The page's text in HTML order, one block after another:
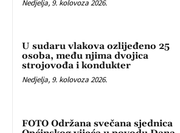
Nedjelja, 9. kolovoza 2026.
U sudaru vlakova ozlijeđeno 25
osoba, među njima dvojica
strojovođa i kondukter
Nedjelja, 9. kolovoza 2026.
FOTO Održana svečana sjednica